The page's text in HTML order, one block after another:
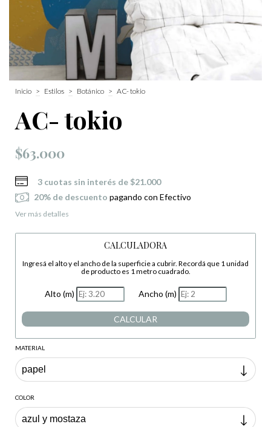
Inicio > Estilos > Botánico > AC- tokio
AC- tokio
$63.000
3 cuotas sin interés de $21.000
20% de descuento pagando con Efectivo
Ver más detalles
CALCULADORA
Ingresá el alto y el ancho de la superficie a cubrir. Recordá que 1 unidad
de producto es 1 metro cuadrado.
Alto (m) Ancho (m)
CALCULAR
MATERIAL
COLOR